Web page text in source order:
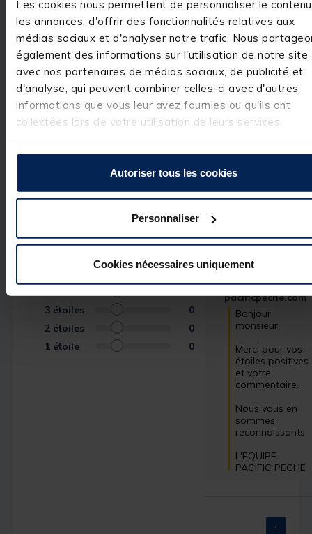
Les cookies nous permettent de personnaliser le
les annonces, d'offrir des fonctionnalités relatives aux
médias sociaux et d'analyser notre trafic. Nous
également des informations sur l'utilisation de notre site
avec nos partenaires de médias sociaux, de publicité et
d'analyse, qui peuvent combiner celles-ci avec d'autres
informations que vous leur avez fournies ou qu'ils ont
collectées lors de votre utilisation de leurs services.
Autoriser tous les cookies
Personnaliser
Cookies nécessaires uniquement
Réf.
135226-2
Marque
LEMER
Avis des pêcheurs
4
/5
avis soumis à un
Voir tous les avis sur ce site
3 étoiles
0
2 étoiles
0
1 étoile 0
expérience du
Utile(3) Signaler
Réponse de
pacificpeche.com
Bonjour
monsieur,
Merci pour vos
étoiles positives
et votre
commentaire.
Nous vous en
sommes
reconnaissants.
L'EQUIPE
PACIFIC PECHE
1